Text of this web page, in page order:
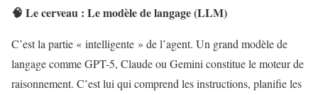
🧠 Le cerveau : Le modèle de langage (LLM)
C’est la partie « intelligente » de l’agent. Un grand modèle de
langage comme GPT-5, Claude ou Gemini constitue le moteur de
raisonnement. C’est lui qui comprend les instructions, planifie les